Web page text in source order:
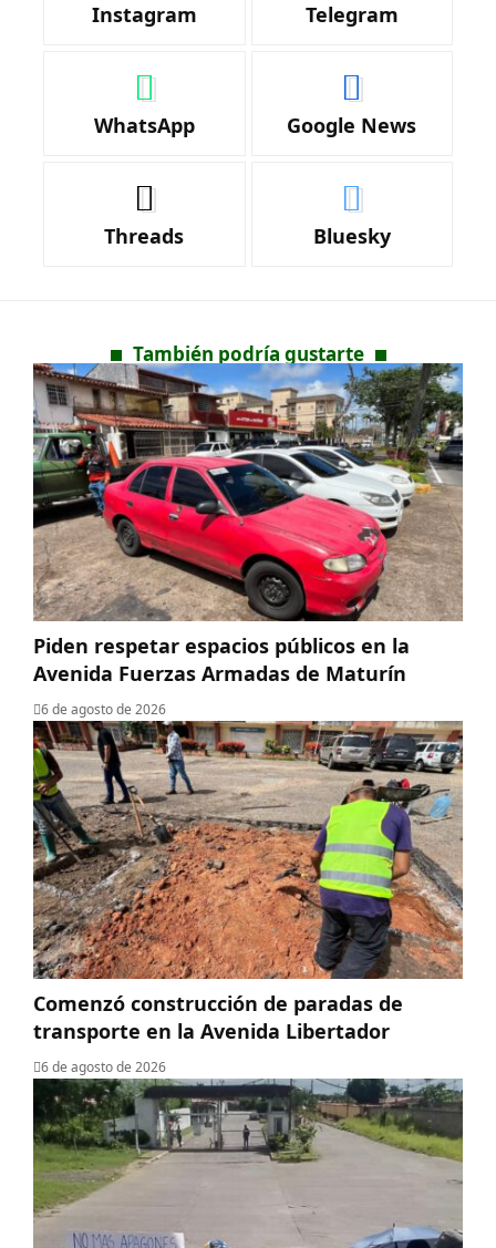
Instagram Telegram
WhatsApp Google News
Threads Bluesky
También podría gustarte
Piden respetar espacios públicos en la
Avenida Fuerzas Armadas de Maturín
6 de agosto de 2026
​Comenzó construcción de paradas de
transporte en la Avenida Libertador
6 de agosto de 2026